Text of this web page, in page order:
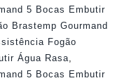
5 Bocas Embutir
Brastemp Gourmand
Fogão
Água Rasa,
5 Bocas Embutir